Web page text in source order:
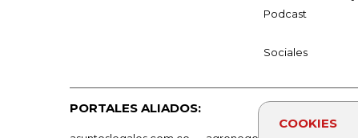
COOKIES
Podcast
Sociales
PORTALES ALIADOS: